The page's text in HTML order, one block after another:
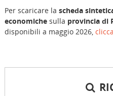
Per scaricare la scheda
economiche sulla provincia di
disponibili a maggio 2026,